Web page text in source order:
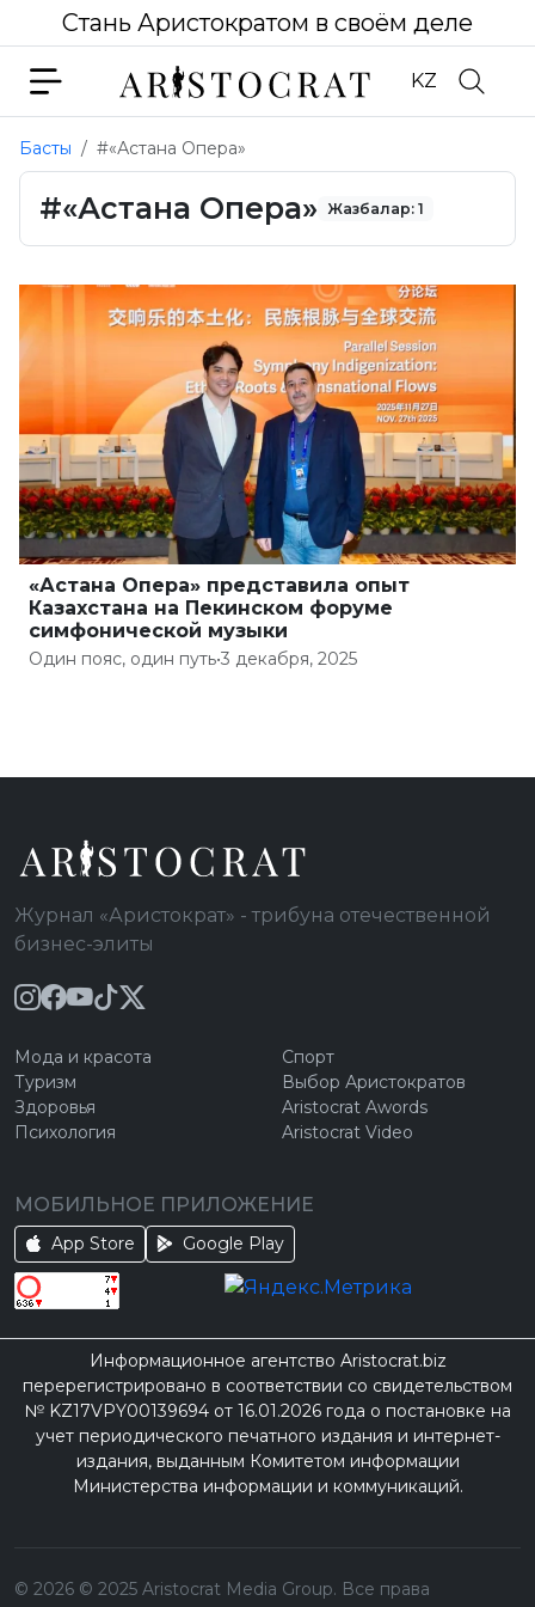
Стань Аристократом в своём деле
KZ
Басты #«Астана Опера»
#«Астана Опера» Жазбалар: 1
«Астана Опера» представила опыт
Казахстана на Пекинском форуме
симфонической музыки
Один пояс, один путь•3 декабря, 2025
Журнал «Аристократ» - трибуна отечественной
бизнес-элиты
Мода и красота
Туризм
Здоровья
Психология
Спорт
Выбор Аристократов
Aristocrat Awords
Aristocrat Video
МОБИЛЬНОЕ ПРИЛОЖЕНИЕ
App Store Google Play
Информационное агентство Aristocrat.biz
перерегистрировано в соответствии со свидетельством
№ KZ17VPY00139694 от 16.01.2026 года о постановке на
учет периодического печатного издания и интернет-
издания, выданным Комитетом информации
Министерства информации и коммуникаций.
© 2026 © 2025 Aristocrat Media Group. Все права